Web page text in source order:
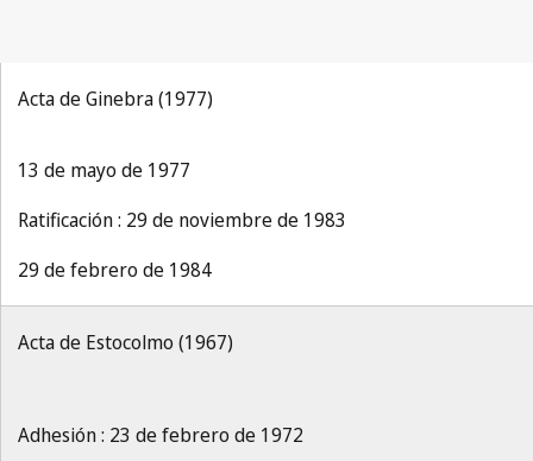
Acta de Ginebra (1977)
13 de mayo de 1977
Ratificación : 29 de noviembre de 1983
29 de febrero de 1984
Acta de Estocolmo (1967)
Adhesión : 23 de febrero de 1972